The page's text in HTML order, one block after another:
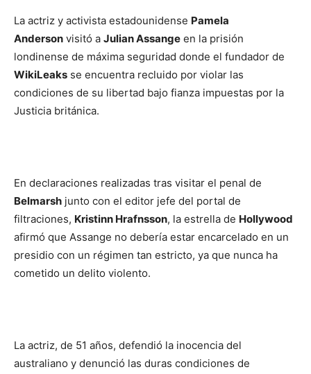
La actriz y activista estadounidense Pamela
Anderson visitó a Julian Assange en la prisión
londinense de máxima seguridad donde el fundador de
WikiLeaks se encuentra recluido por violar las
condiciones de su libertad bajo fianza impuestas por la
Justicia británica.
En declaraciones realizadas tras visitar el penal de
Belmarsh junto con el editor jefe del portal de
filtraciones, Kristinn Hrafnsson, la estrella de Hollywood
afirmó que Assange no debería estar encarcelado en un
presidio con un régimen tan estricto, ya que nunca ha
cometido un delito violento.
La actriz, de 51 años, defendió la inocencia del
australiano y denunció las duras condiciones de